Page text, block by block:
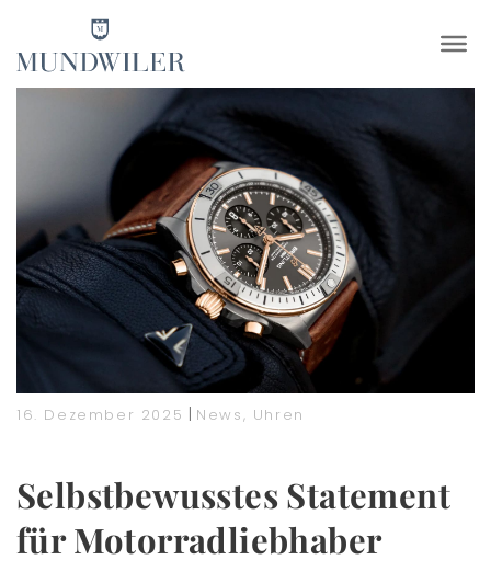
×
16. Dezember 2025 | News, Uhren
Selbstbewusstes Statement
für Motorradliebhaber